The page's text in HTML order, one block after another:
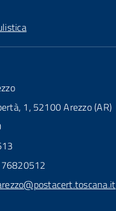
1, 52100 Arezzo (AR)